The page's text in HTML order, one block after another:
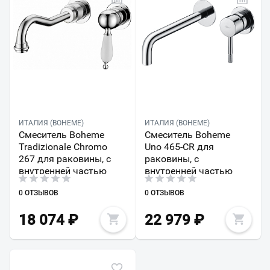
ИТАЛИЯ (BOHEME)
Смеситель Boheme
Tradizionale Chromo
267 для раковины, с
внутренней частью
0 ОТЗЫВОВ
18 074 ₽
ИТАЛИЯ (BOHEME)
Смеситель Boheme
Uno 465-CR для
раковины, с
внутренней частью
0 ОТЗЫВОВ
22 979₽